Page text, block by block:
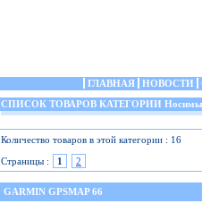
ГЛАВНАЯ НОВОСТИ
СПИСОК ТОВАРОВ КАТЕГОРИИ
Количество товаров в этой категории : 16
Страницы :
1 2
GARMIN GPSMAP 66